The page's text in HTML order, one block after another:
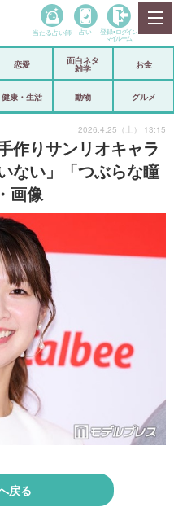
政治
スポーツ
ビックリ
アリ／ナシ
ショップ
/マイルーム
当たる占い師 占い 登録• ログイン
マイルーム
恋愛
面白ネタ
雑学
お金
健康・生活 動物 グルメ
作りサンリオキャラ
ない」「つぶらな瞳
画像
2026.4.25（土） 13:15
戻る